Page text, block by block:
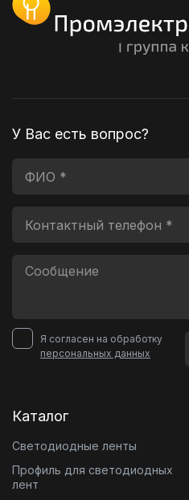
У Вас есть вопрос?
Я согласен на обработку
персональных данных
Каталог
Светодиодные ленты
Профиль для светодиодных
лент